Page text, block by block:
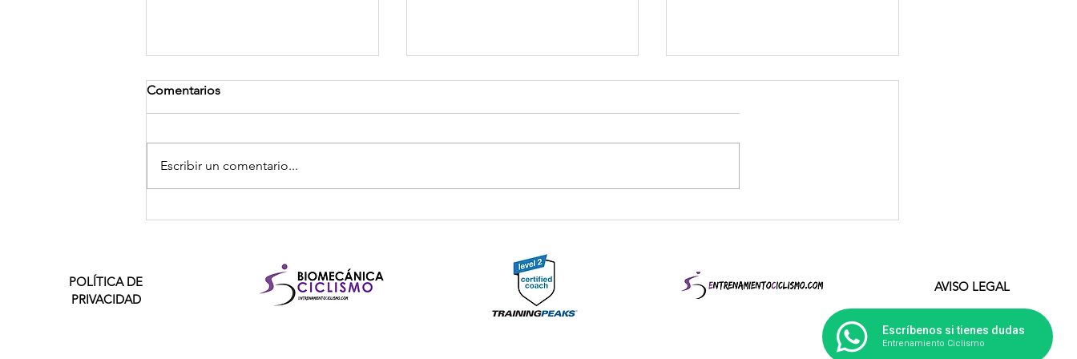
resistencia, tu economía...”
Comentarios
Escribir un comentario...
POLÍTICA DE
PRIVACIDAD
AVISO LEGAL
Escríbenos si tienes dudas
Entrenamiento Ciclismo